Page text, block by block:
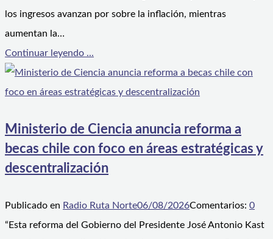
los ingresos avanzan por sobre la inflación, mientras
aumentan la…
Continuar leyendo ...
Ministerio de Ciencia anuncia reforma a
becas chile con foco en áreas estratégicas y
descentralización
Publicado en Radio Ruta Norte06/08/2026Comentarios: 0
“Esta reforma del Gobierno del Presidente José Antonio Kast